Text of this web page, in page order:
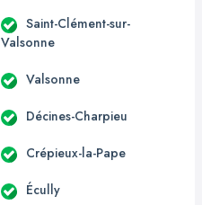
Saint-Clément-sur-
Valsonne
Valsonne
Décines-Charpieu
Crépieux-la-Pape
Écully